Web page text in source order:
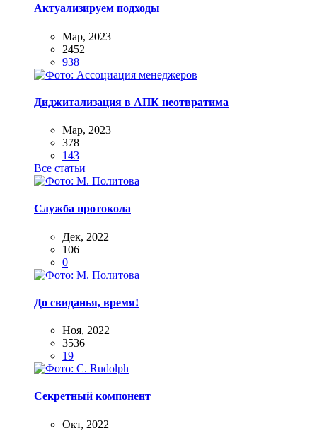
Актуализируем подходы
Мар, 2023
2452
938
Диджитализация в АПК неотвратима
Мар, 2023
378
143
Все статьи
Служба протокола
Дек, 2022
106
0
До свиданья, время!
Ноя, 2022
3536
19
Секретный компонент
Окт, 2022